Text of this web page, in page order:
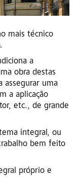
mais técnico
a
obra destas
assegurar uma
a aplicação
etc., de grande
integral, ou
bem feito
próprio e